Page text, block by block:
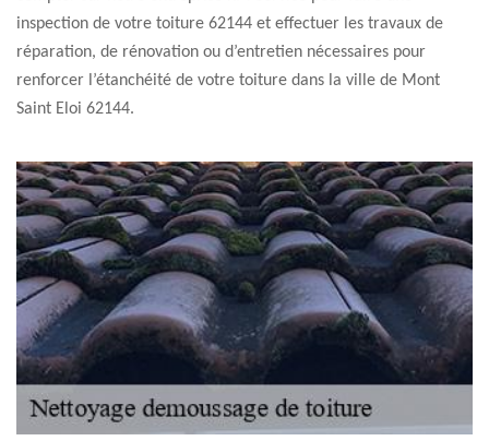
inspection de votre toiture 62144 et effectuer les travaux de
réparation, de rénovation ou d’entretien nécessaires pour
renforcer l’étanchéité de votre toiture dans la ville de Mont
Saint Eloi 62144.